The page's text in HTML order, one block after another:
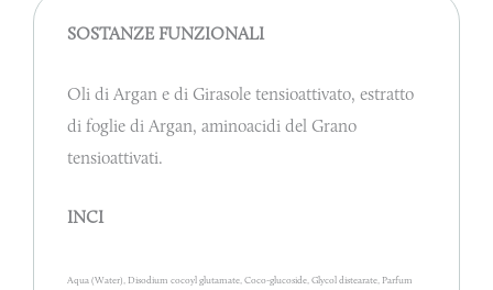
SOSTANZE FUNZIONALI
Oli di Argan e di Girasole tensioattivato, estratto
di foglie di Argan, aminoacidi del Grano
tensioattivati.
INCI
Aqua (Water), Disodium cocoyl glutamate, Coco-glucoside, Glycol distearate, Parfum